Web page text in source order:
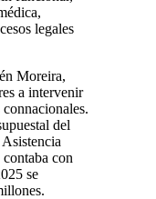
legales
Moreira,
a intervenir
del
con
se